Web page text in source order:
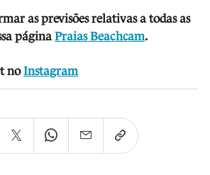
as previsões relativas a todas as
páginaPraias Beachcam.
no Instagram